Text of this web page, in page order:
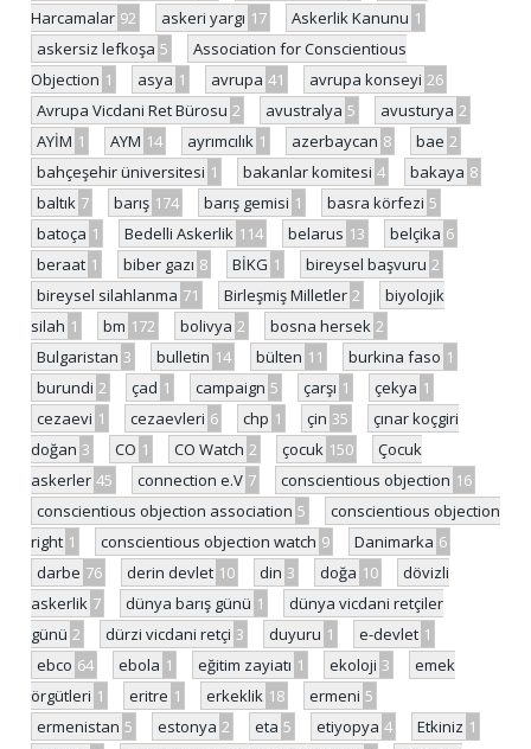
Harcamalar 92 askeri yargı 17 Askerlik Kanunu 1
askersiz lefkoşa 5
Association for Conscientious
Objection 1 asya 1 avrupa 41 avrupa konseyi 26
Avrupa Vicdani Ret Bürosu 2 avustralya 5 avusturya 2
AYİM 1 AYM 14 ayrımcılık 1 azerbaycan 8 bae 2
bahçeşehir üniversitesi 1 bakanlar komitesi 4 bakaya 8
baltık 7 barış 174 barış gemisi 1 basra körfezi 5
batoça 1 Bedelli Askerlik 114 belarus 13 belçika 6
beraat 1 biber gazı 8 BİKG 1 bireysel başvuru 2
bireysel silahlanma 71 Birleşmiş Milletler 2
biyolojik
silah 1 bm 172 bolivya 2 bosna hersek 2
Bulgaristan 3 bulletin 14 bülten 11 burkina faso 1
burundi 2 çad 1 campaign 5 çarşı 1 çekya 1
cezaevi 1 cezaevleri 6 chp 1 çin 35
çınar koçgiri
doğan 3 CO 1 CO Watch 2 çocuk 150
Çocuk
askerler 45 connection e.V 7 conscientious objection 16
conscientious objection association 5
conscientious objection
right 1 conscientious objection watch 9 Danimarka 6
darbe 76 derin devlet 10 din 3 doğa 10
dövizli
askerlik 7 dünya barış günü 1
dünya vicdani retçiler
günü 2 dürzi vicdani retçi 3 duyuru 1 e-devlet 1
ebco 64 ebola 1 eğitim zayiatı 1 ekoloji 3
emek
örgütleri 1 eritre 1 erkeklik 18 ermeni 5
ermenistan 5 estonya 2 eta 5 etiyopya 4 Etkiniz 1